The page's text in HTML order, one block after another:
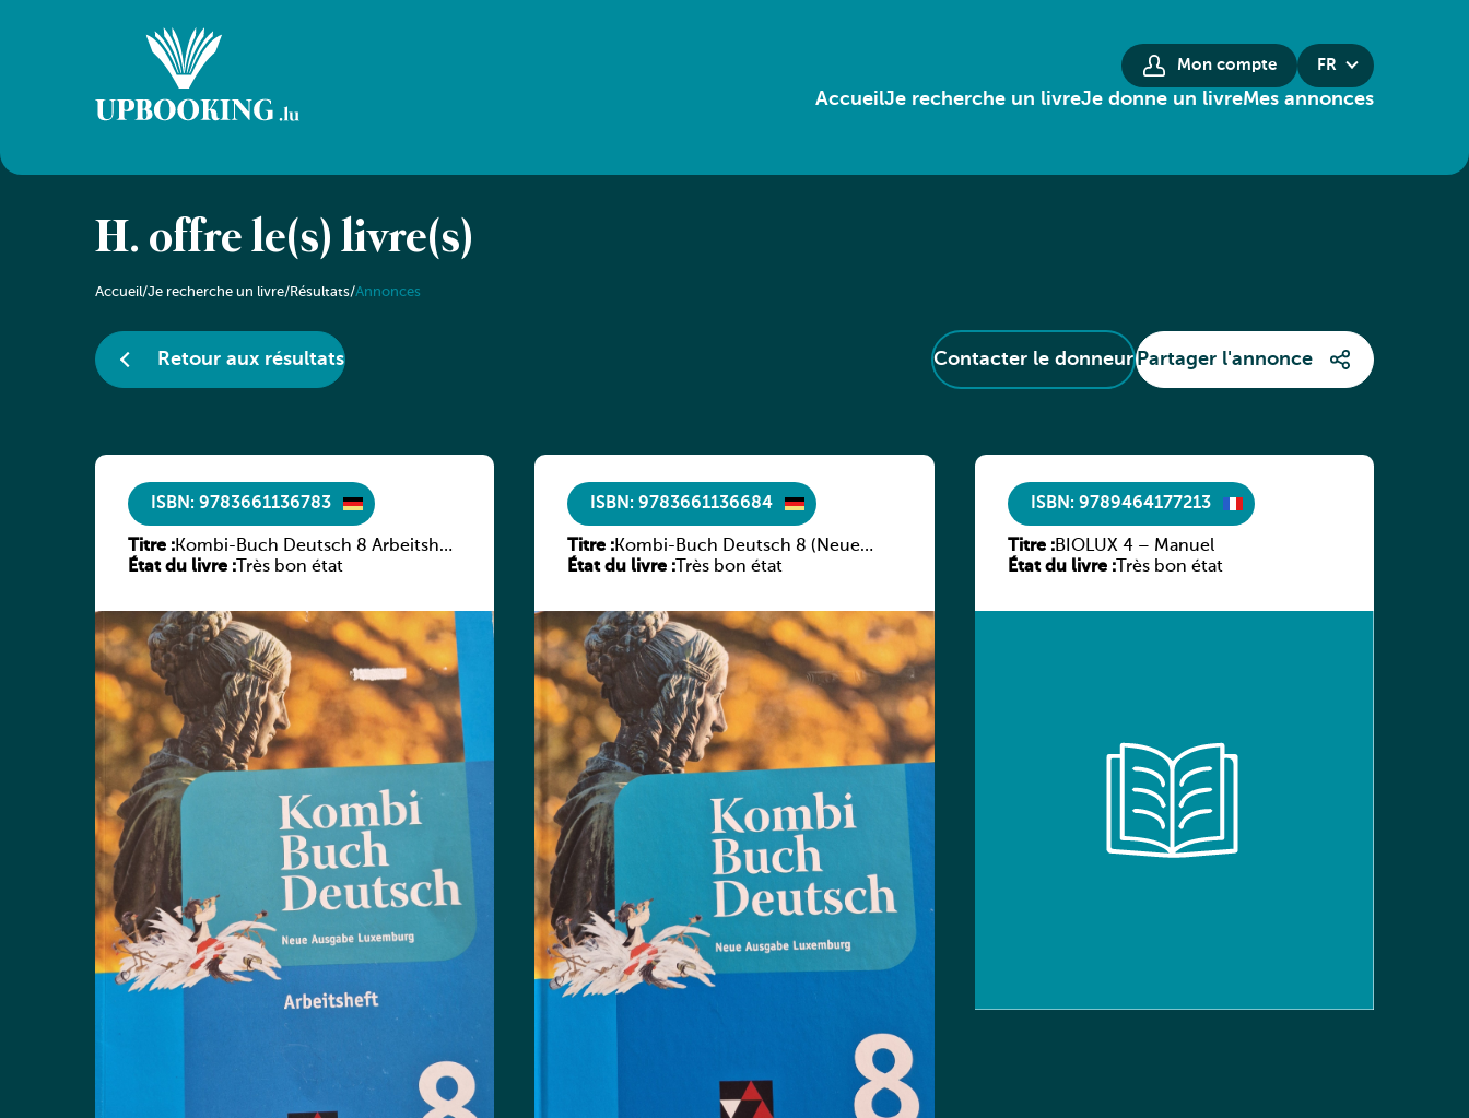
Mon compte FR
AccueilJe recherche un livreJe donne un livreMes annonces
H. offre le(s) livre(s)
Accueil/Je recherche un livre/Résultats/Annonces
Retour aux résultats Contacter le donneur Partager l'annonce
ISBN: 9783661136783
Titre :Kombi-Buch Deutsch 8 Arbeitsheft
(Neue Ausgabe Luxemburg)
État du livre : Très bon état
ISBN: 9783661136684
Titre :Kombi-Buch Deutsch 8 (Neue
Ausgabe Luxemburg)
État du livre : Très bon état
ISBN: 9789464177213
Titre :BIOLUX 4 – Manuel
État du livre :Très bon état